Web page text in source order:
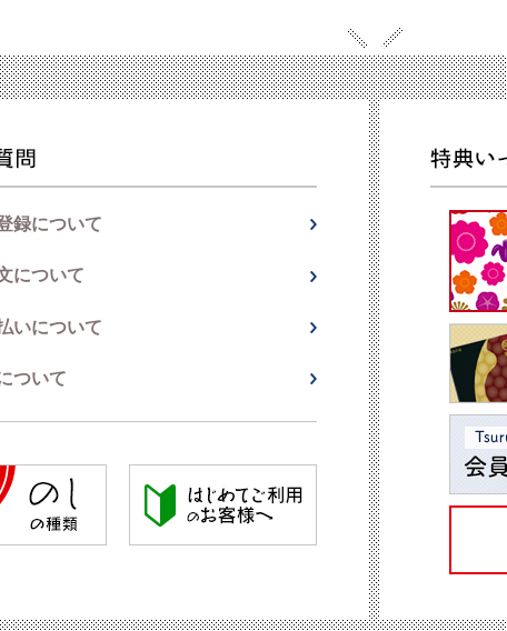
録について
について
いについて
ついて